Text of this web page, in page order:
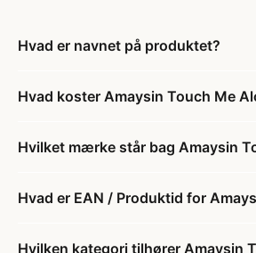
Hvad er navnet på produktet?
Hvad koster Amaysin Touch Me
Hvilket mærke står bag Amaysin
Hvad er EAN / Produktid for
Hvilken kategori tilhører Amaysin